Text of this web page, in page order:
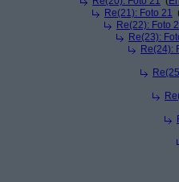
Re(21): Foto 21
Re(22): Foto
Re(23):
Re(24):